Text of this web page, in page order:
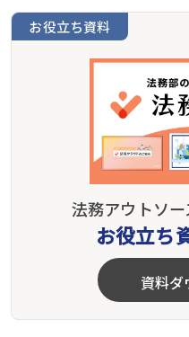
お役立ち資料
法務アウトソ
お役立ち
資料ダ